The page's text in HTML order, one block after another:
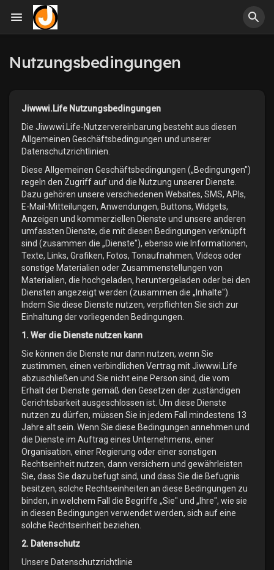
Nutzungsbedingungen
Jiwwwi.Life Nutzungsbedingungen
Die Jiwwwi.Life-Nutzervereinbarung besteht aus diesen
Allgemeinen Geschäftsbedingungen und unserer
Datenschutzrichtlinien.
Diese Allgemeinen Geschäftsbedingungen („Bedingungen")
regeln den Zugriff auf und die Nutzung unserer Dienste.
Dazu gehören unsere verschiedenen Websites, SMS, APIs,
E-Mail-Mitteilungen, Anwendungen, Buttons, Widgets,
Anzeigen und kommerziellen Dienste und unsere anderen
umfassten Dienste, die mit diesen Bedingungen verknüpft
sind (zusammen die „Dienste"), ebenso wie Informationen,
Texte, Links, Grafiken, Fotos, Tonaufnahmen, Videos oder
sonstige Materialien oder Zusammenstellungen von
Materialien, die hochgeladen, heruntergeladen oder bei den
Diensten angezeigt werden (zusammen die „Inhalte").
Indem Sie diese Dienste nutzen, verpflichten Sie sich zur
Einhaltung der vorliegenden Bedingungen.
1. Wer die Dienste nutzen kann
Sie können die Dienste nur dann nutzen, wenn Sie
zustimmen, einen verbindlichen Vertrag mit Jiwwwi.Life
abzuschließen und Sie nicht eine Person sind, die vom
Erhalt der Dienste gemäß den Gesetzen der zuständigen
Gerichtsbarkeit ausgeschlossen ist. Um diese Dienste
nutzen zu dürfen, müssen Sie in jedem Fall mindestens 13
Jahre alt sein. Wenn Sie diese Bedingungen annehmen und
die Dienste im Auftrag eines Unternehmens, einer
Organisation, einer Regierung oder einer sonstigen
Rechtseinheit nutzen, dann versichern und gewährleisten
Sie, dass Sie dazu befugt sind, und dass Sie die Befugnis
besitzen, solche Rechtseinheiten an diese Bedingungen zu
binden, in welchem Fall die Begriffe „Sie" und „Ihre", wie sie
in diesen Bedingungen verwendet werden, sich auf eine
solche Rechtseinheit beziehen.
2. Datenschutz
Unsere Datenschutzrichtlinie